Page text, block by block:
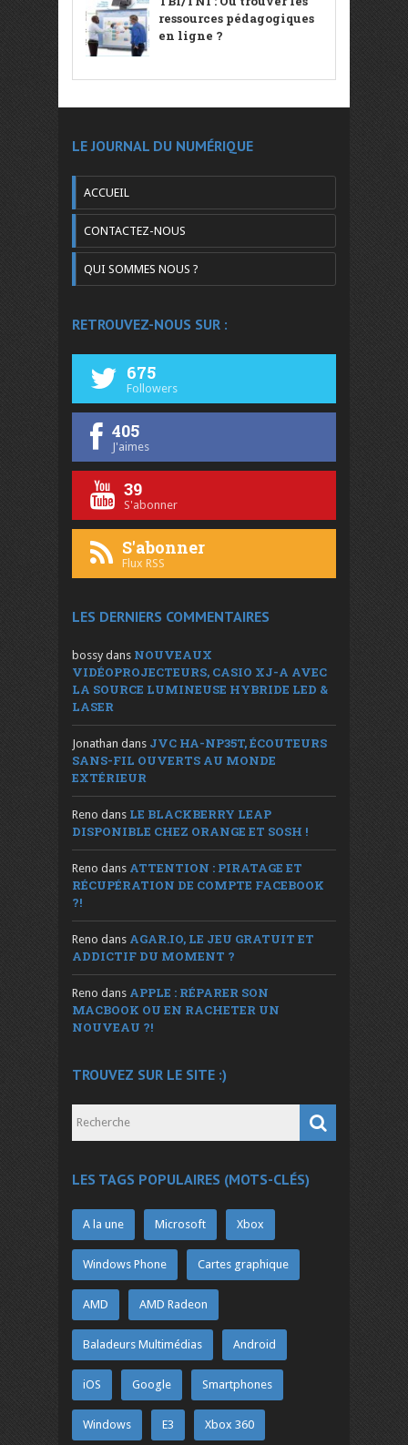
ressources pédagogiques
en ligne ?
LE JOURNAL DU NUMÉRIQUE
ACCUEIL
CONTACTEZ-NOUS
QUI SOMMES NOUS ?
RETROUVEZ-NOUS SUR :
675
Followers
405
J'aimes
39
S'abonner
S'abonner
Flux RSS
LES DERNIERS COMMENTAIRES
bossy dans NOUVEAUX
VIDÉOPROJECTEURS, CASIO XJ-A AVEC
LA SOURCE LUMINEUSE HYBRIDE LED &
LASER
Jonathan dans JVC HA-NP35T, ÉCOUTEURS
SANS-FIL OUVERTS AU MONDE
EXTÉRIEUR
Reno dans LE BLACKBERRY LEAP
DISPONIBLE CHEZ ORANGE ET SOSH !
Reno dans ATTENTION : PIRATAGE ET
RÉCUPÉRATION DE COMPTE FACEBOOK
?!
Reno dans AGAR.IO, LE JEU GRATUIT ET
ADDICTIF DU MOMENT ?
Reno dans APPLE : RÉPARER SON
MACBOOK OU EN RACHETER UN
NOUVEAU ?!
TROUVEZ SUR LE SITE :)
LES TAGS POPULAIRES (MOTS-CLÉS)
A la une Microsoft Xbox
Windows Phone Cartes graphique
AMD AMD Radeon
Baladeurs Multimédias Android
iOS Google Smartphones
Windows E3 Xbox 360